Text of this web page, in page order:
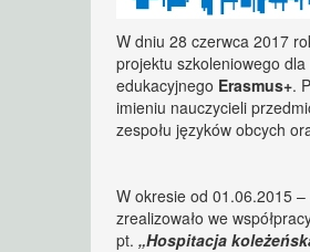
W dniu 28 czerwca 2017
projektu szkoleniowego
edukacyjnego Erasmus+.
imieniu nauczycieli
zespołu języków obcych
W okresie od 01.06.2015
zrealizowało we
pt. „Hospitacja